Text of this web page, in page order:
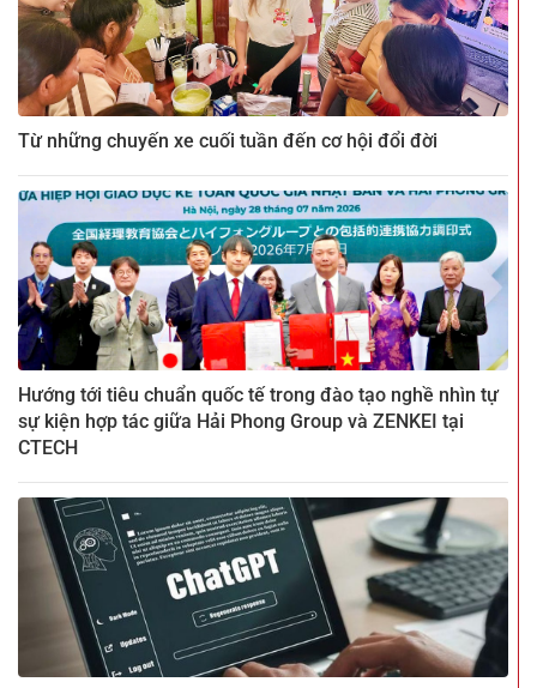
Từ những chuyến xe cuối tuần đến cơ hội đổi đời
Hướng tới tiêu chuẩn quốc tế trong đào tạo nghề nhìn tự
sự kiện hợp tác giữa Hải Phong Group và ZENKEI tại
CTECH